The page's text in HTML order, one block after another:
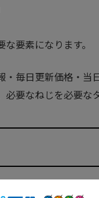
要素になります。
・毎日更新価格・
要なねじを必要な
世界経済の減速そ